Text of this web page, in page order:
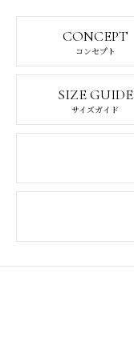
CONCEPT
コンセプト
SIZE GUIDE
サイズガイド